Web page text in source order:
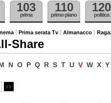
103
prima
110
primo piano
120
politica
Prima serata Tv Almanacco
Share
N O P Q R S T U V W X Y